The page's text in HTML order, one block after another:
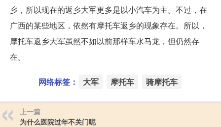
乡，所以现在的返乡大军更多是以小汽车为主。不过，在
广西的某些地区，依然有摩托车返乡的现象存在。所以，
摩托车返乡大军虽然不如以前那样车水马龙，但仍然存
在。
网络标签： 大军 摩托车 骑摩托车
上一篇
为什么医院过年不关门呢